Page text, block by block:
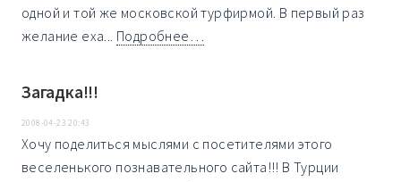
одной и той же московской турфирмой. В первый раз
желание еха... Подробнее…
Загадка!!!
2008-04-23 20:43
Хочу поделиться мыслями с посетителями этого
веселенького познавательного сайта!!! В Турции